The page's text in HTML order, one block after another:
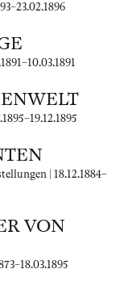
–23.02.1896
–10.03.1891
–19.12.1895
| 18.12.1884–
VON
–18.03.1895